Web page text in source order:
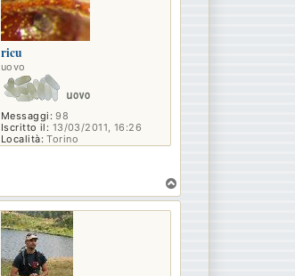
ricu
uovo
Messaggi: 98
Iscritto il: 13/03/2011, 16:26
Località: Torino
o